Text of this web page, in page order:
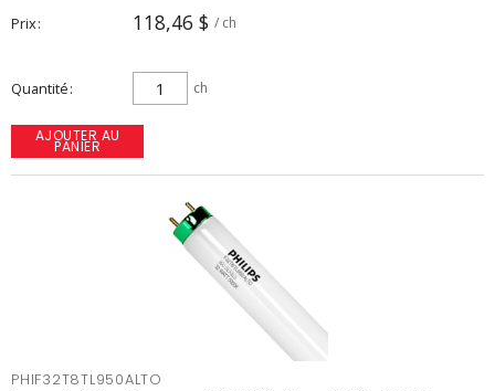
Prix 118,46 $ / ch
Quantité ch
AJOUTER AU
PANIER
PHIF32T8TL950ALTO